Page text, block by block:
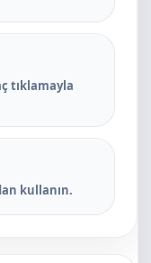
tıklamayla
kullanın.